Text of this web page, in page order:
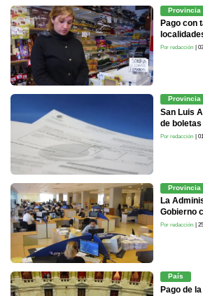
Provincia
Pago con
Por redacción |
Provincia
San Luis
de
Por redacción |
Provincia
La
Gobierno
Por redacción |
País
Pago de